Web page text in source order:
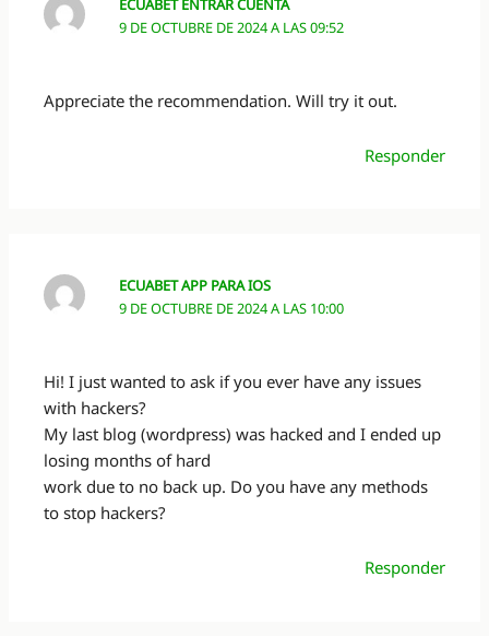
ECUABET ENTRAR CUENTA
9 DE OCTUBRE DE 2024 A LAS 09:52
Appreciate the recommendation. Will try it out.
Responder
ECUABET APP PARA IOS
9 DE OCTUBRE DE 2024 A LAS 10:00
Hi! I just wanted to ask if you ever have any issues
with hackers?
My last blog (wordpress) was hacked and I ended up
losing months of hard
work due to no back up. Do you have any methods
to stop hackers?
Responder